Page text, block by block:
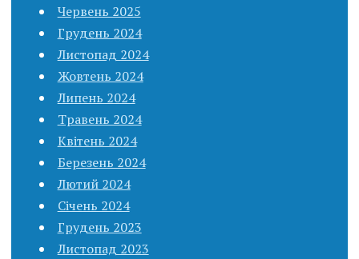
Червень 2025
Грудень 2024
Листопад 2024
Жовтень 2024
Липень 2024
Травень 2024
Квітень 2024
Березень 2024
Лютий 2024
Січень 2024
Грудень 2023
Листопад 2023